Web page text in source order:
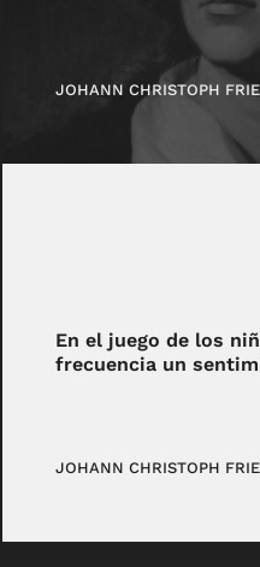
JOHANN CHRISTOPH
En el juego de los
frecuencia un
JOHANN CHRISTOPH